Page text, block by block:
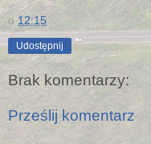
o12:15
Udostępnij
Brak komentarzy:
Prześlij komentarz